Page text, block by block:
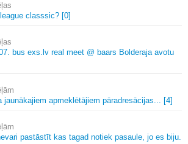
classsic? [0]
bus exs. lv real meet @ baars Bolderaja avotu
jaunākajiem apmeklētājiem pāradresācijas... [4]
pastāstīt kas tagad notiek pasaule, jo es biju.